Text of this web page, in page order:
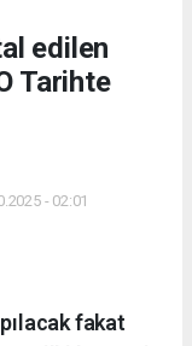
edilen
Tarihte
- 02:01
fakat